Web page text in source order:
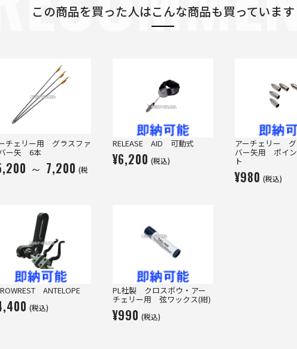
この商品を買った人はこんな商品も買っています
チェリー用 グラスファ
ー矢 6本
～ 7,200 (税
RELEASE AID 可動式
¥6,200 (税込)
アーチェリー
バー矢用 ポイ
ト
¥980 (税込)
ANTELOPE
(税込)
PL社製 クロスボウ・アー
チェリー用 弦ワックス(紺)
¥990 (税込)